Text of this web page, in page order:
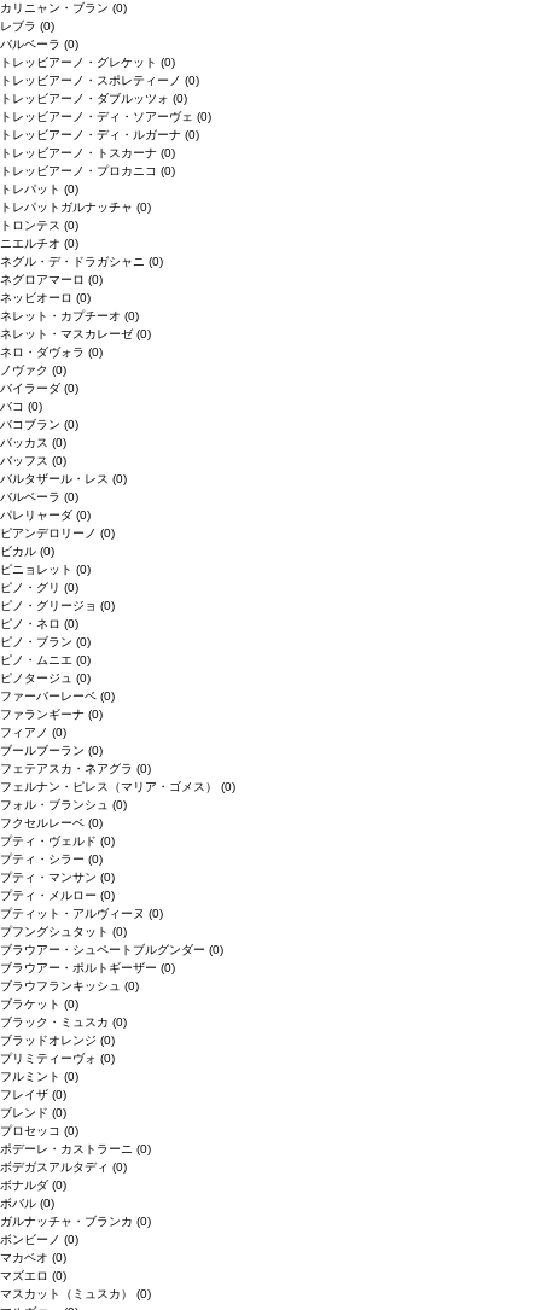
カリニャン・ブラン (0)
レブラ (0)
バルベーラ (0)
トレッビアーノ・グレケット (0)
トレッビアーノ・スポレティーノ (0)
トレッビアーノ・ダブルッツォ (0)
トレッビアーノ・ディ・ソアーヴェ (0)
トレッビアーノ・ディ・ルガーナ (0)
トレッビアーノ・トスカーナ (0)
トレッビアーノ・プロカニコ (0)
トレパット (0)
トレパットガルナッチャ (0)
トロンテス (0)
ニエルチオ (0)
ネグル・デ・ドラガシャニ (0)
ネグロアマーロ (0)
ネッビオーロ (0)
ネレット・カプチーオ (0)
ネレット・マスカレーゼ (0)
ネロ・ダヴォラ (0)
ノヴァク (0)
バイラーダ (0)
バコ (0)
バコブラン (0)
バッカス (0)
バッフス (0)
バルタザール・レス (0)
バルベーラ (0)
パレリャーダ (0)
ピアンデロリーノ (0)
ビカル (0)
ピニョレット (0)
ピノ・グリ (0)
ピノ・グリージョ (0)
ピノ・ネロ (0)
ピノ・ブラン (0)
ピノ・ムニエ (0)
ピノタージュ (0)
ファーバーレーベ (0)
ファランギーナ (0)
フィアノ (0)
ブールブーラン (0)
フェテアスカ・ネアグラ (0)
フェルナン・ピレス（マリア・ゴメス） (0)
フォル・ブランシュ (0)
フクセルレーベ (0)
プティ・ヴェルド (0)
プティ・シラー (0)
プティ・マンサン (0)
プティ・メルロー (0)
プティット・アルヴィーヌ (0)
プフングシュタット (0)
ブラウアー・シュペートブルグンダー (0)
ブラウアー・ポルトギーザー (0)
ブラウフランキッシュ (0)
ブラケット (0)
ブラック・ミュスカ (0)
ブラッドオレンジ (0)
プリミティーヴォ (0)
フルミント (0)
フレイザ (0)
ブレンド (0)
プロセッコ (0)
ポデーレ・カストラーニ (0)
ボデガスアルタディ (0)
ボナルダ (0)
ボバル (0)
ガルナッチャ・ブランカ (0)
ボンビーノ (0)
マカベオ (0)
マズエロ (0)
マスカット（ミュスカ） (0)